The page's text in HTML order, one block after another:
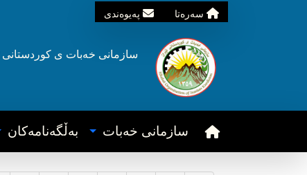
سه‌ره‌تا په‌یوه‌ندی
سازمانی خه‌بات ی کوردستانی
سازمانی خه‌بات به‌ڵگه‌نامه‌کان